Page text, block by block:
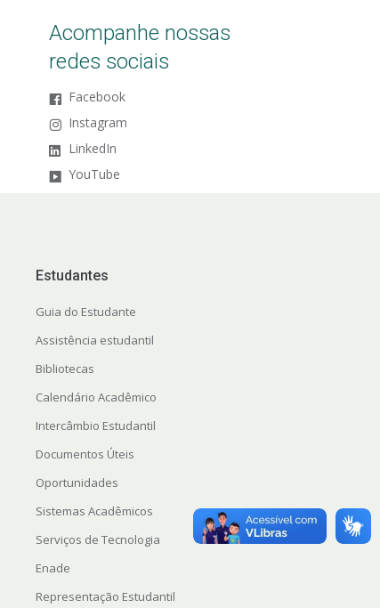
Acompanhe nossas
redes sociais
Facebook
Instagram
LinkedIn
YouTube
Estudantes
Guia do Estudante
Assistência estudantil
Bibliotecas
Calendário Acadêmico
Intercâmbio Estudantil
Documentos Úteis
Oportunidades
Sistemas Acadêmicos
Serviços de Tecnologia
Enade
Representação Estudantil